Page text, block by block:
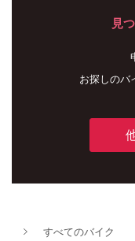
見
お探しのバ
すべてのバイク